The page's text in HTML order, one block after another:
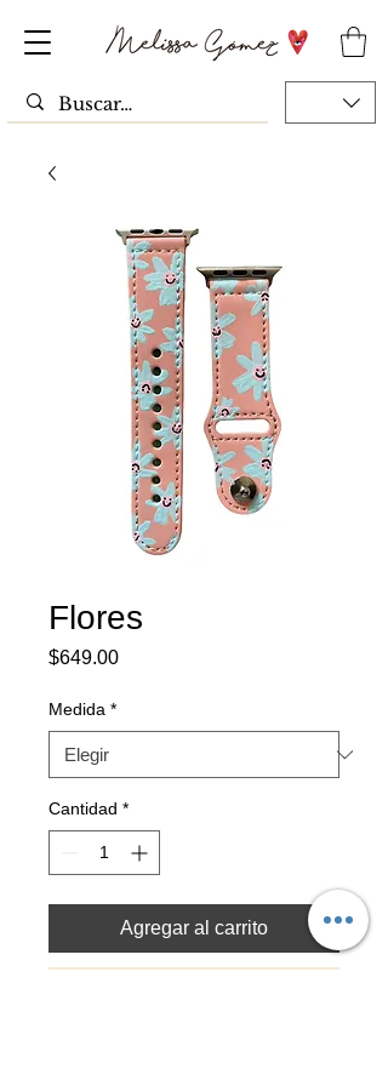
Flores
$649.00Precio
Medida *
Cantidad *
Agregar al carrito